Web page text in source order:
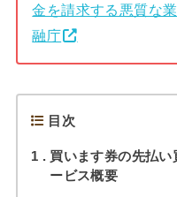
金を請求する悪質な
融庁
目次
1
買います券の先払
ービス概要